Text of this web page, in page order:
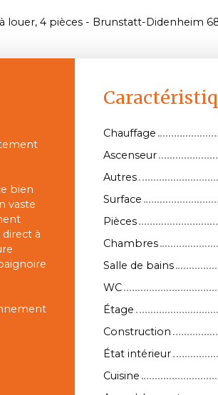
louer, 4 pièces - Brunstatt-Didenheim
bien
vaste
à
Chauffage
Ascenseur
Autres
Surface
Pièces
Chambres
Salle de bains
WC
Étage
Construction
État intérieur
Cuisine